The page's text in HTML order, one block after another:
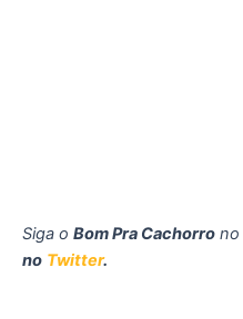
Siga o Bom Pra Cachorro no
no Twitter.